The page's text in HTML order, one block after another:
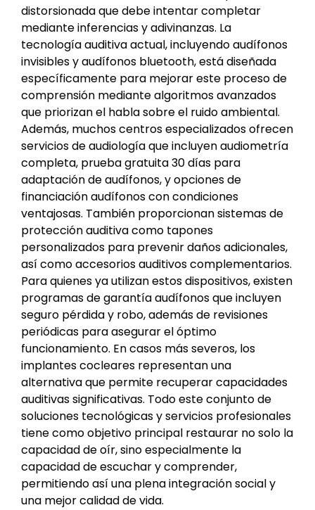
distorsionada que debe intentar completar
mediante inferencias y adivinanzas. La
tecnología auditiva actual, incluyendo audífonos
invisibles y audífonos bluetooth, está diseñada
específicamente para mejorar este proceso de
comprensión mediante algoritmos avanzados
que priorizan el habla sobre el ruido ambiental.
Además, muchos centros especializados ofrecen
servicios de audiología que incluyen audiometría
completa, prueba gratuita 30 días para
adaptación de audífonos, y opciones de
financiación audífonos con condiciones
ventajosas. También proporcionan sistemas de
protección auditiva como tapones
personalizados para prevenir daños adicionales,
así como accesorios auditivos complementarios.
Para quienes ya utilizan estos dispositivos, existen
programas de garantía audífonos que incluyen
seguro pérdida y robo, además de revisiones
periódicas para asegurar el óptimo
funcionamiento. En casos más severos, los
implantes cocleares representan una
alternativa que permite recuperar capacidades
auditivas significativas. Todo este conjunto de
soluciones tecnológicas y servicios profesionales
tiene como objetivo principal restaurar no solo la
capacidad de oír, sino especialmente la
capacidad de escuchar y comprender,
permitiendo así una plena integración social y
una mejor calidad de vida.